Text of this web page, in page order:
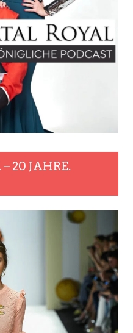
20 JAHRE.